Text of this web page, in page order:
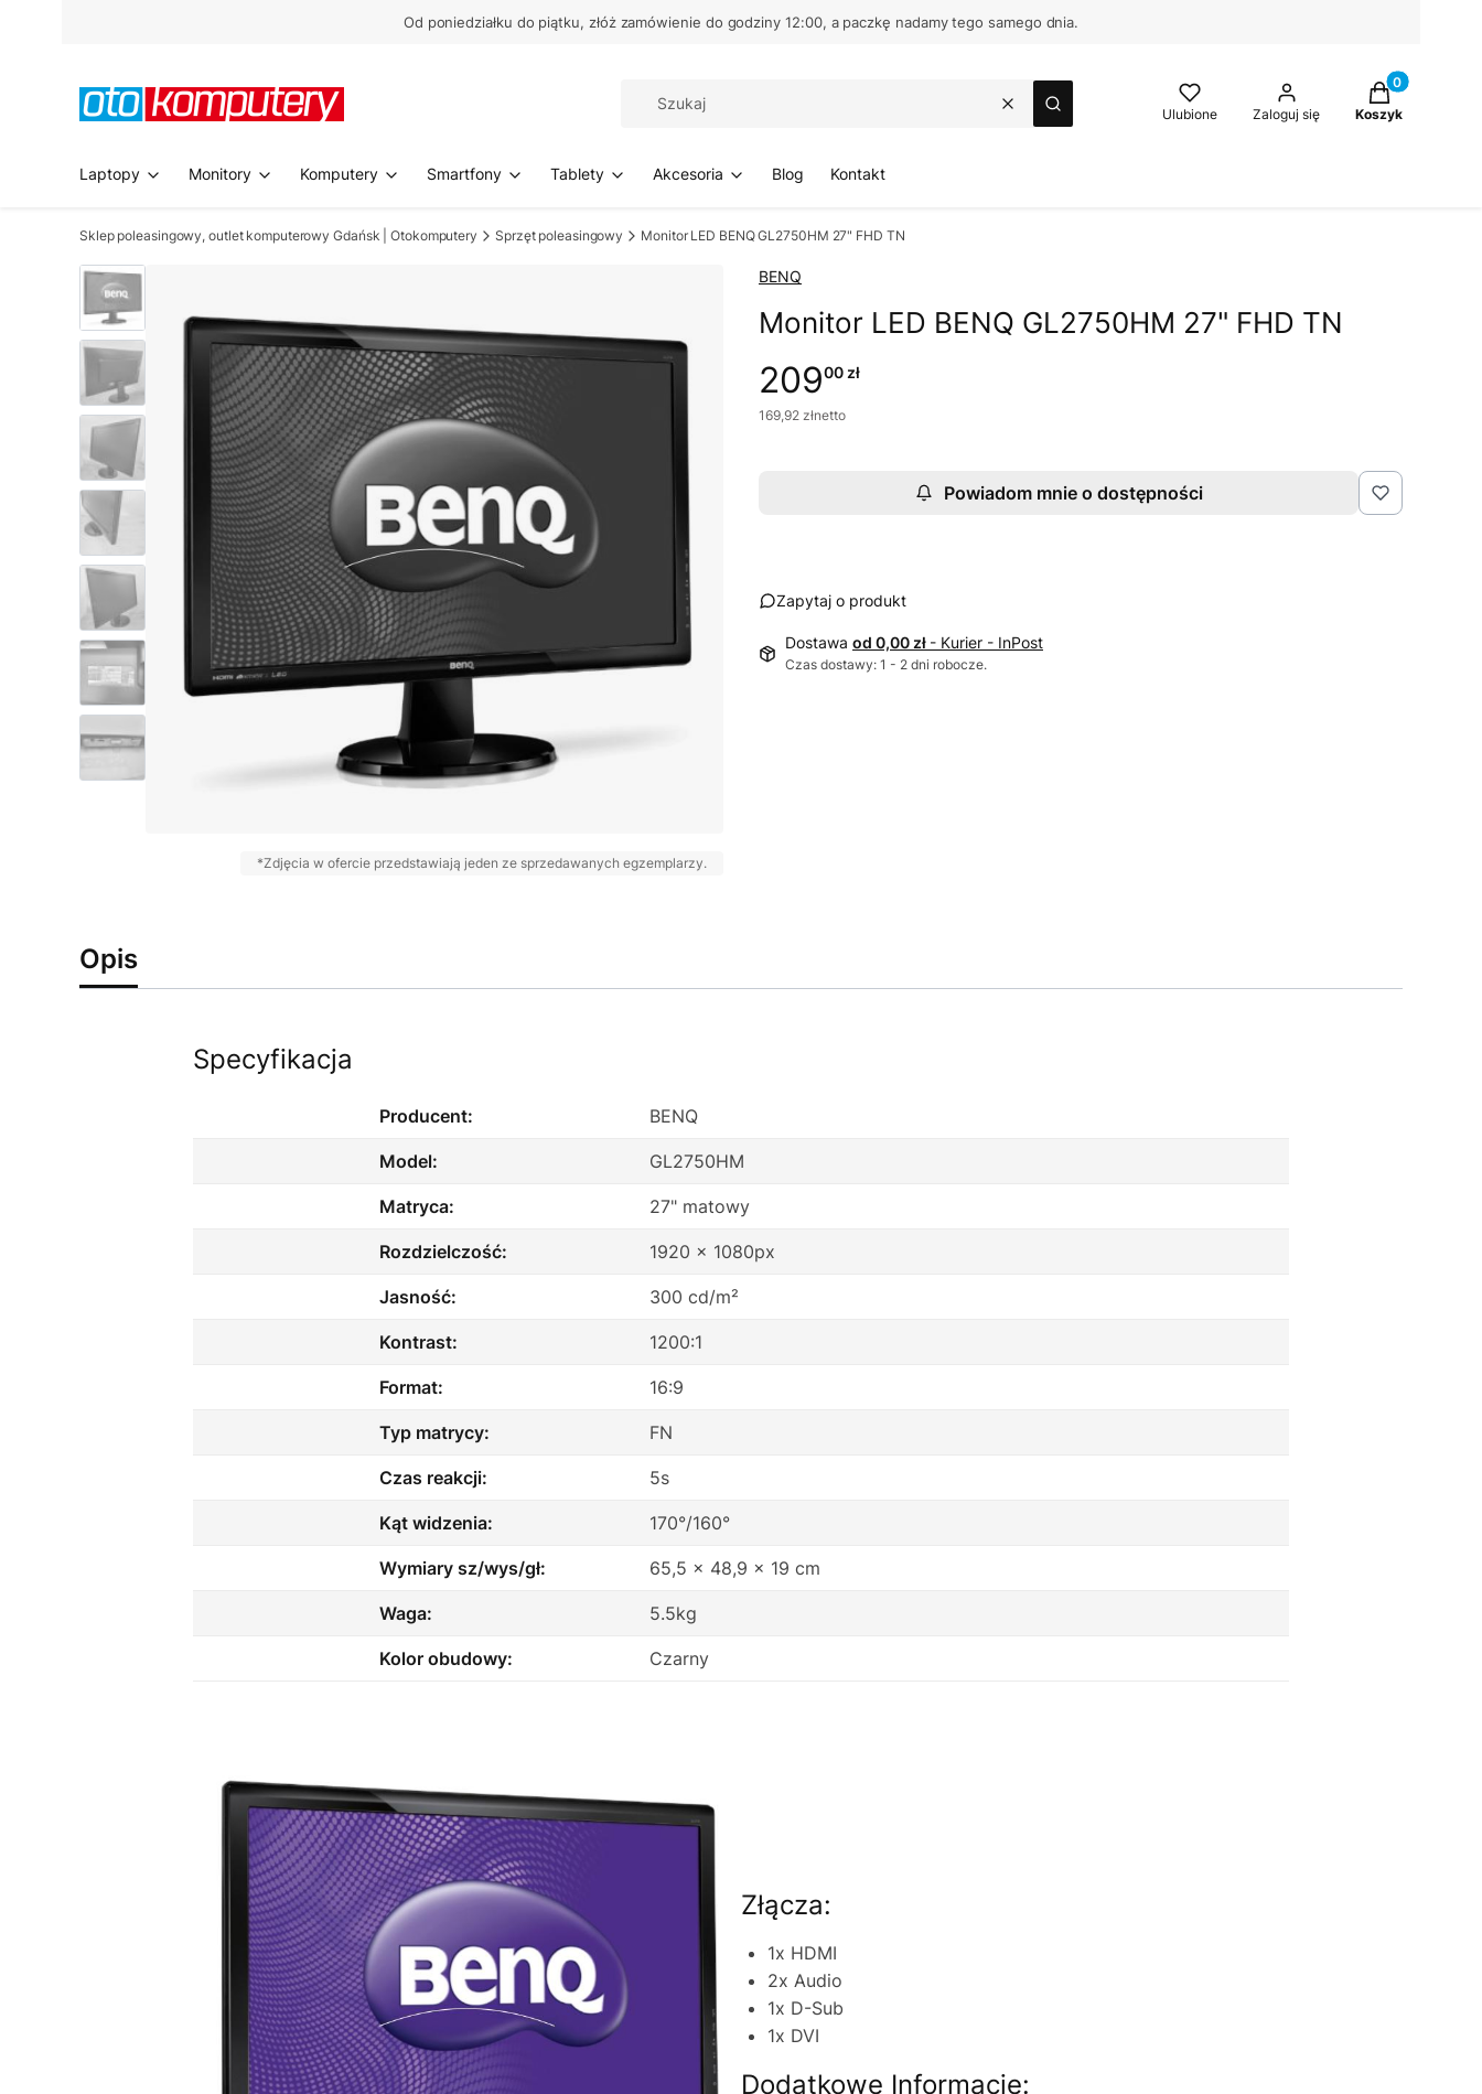
Od poniedziałku do piątku, złóż zamówienie do godziny 12:00, a paczkę nadamy tego samego dnia.
WyczyśćSzukaj Ulubione Zaloguj się
Produkty w
Koszyk
Laptopy Monitory Komputery Smartfony Tablety Akcesoria Blog Kontakt
Sklep poleasingowy, outlet komputerowy Gdańsk | Otokomputery Sprzęt poleasingowy Monitor LED BENQ GL2750HM 27" FHD TN
*Zdjęcia w ofercie przedstawiają jeden ze sprzedawanych egzemplarzy.
BENQ
Monitor LED BENQ GL2750HM 27" FHD TN
20900 zł
169,92 złnetto
Powiadom mnie o dostępności
Zapytaj o produkt
Dostawa od 0,00 zł - Kurier - InPost
Czas dostawy: 1 - 2 dni robocze.
Opis
Specyfikacja
Producent: BENQ
Model: GL2750HM
Matryca: 27" matowy
Rozdzielczość: 1920 x 1080px
Jasność: 300 cd/m²
Kontrast: 1200:1
Format: 16:9
Typ matrycy: FN
Czas reakcji: 5s
Kąt widzenia: 170°/160°
Wymiary sz/wys/gł: 65,5 x 48,9 x 19 cm
Waga: 5.5kg
Kolor obudowy: Czarny
Złącza:
1x HDMI
2x Audio
1x D-Sub
1x DVI
Dodatkowe Informacje: